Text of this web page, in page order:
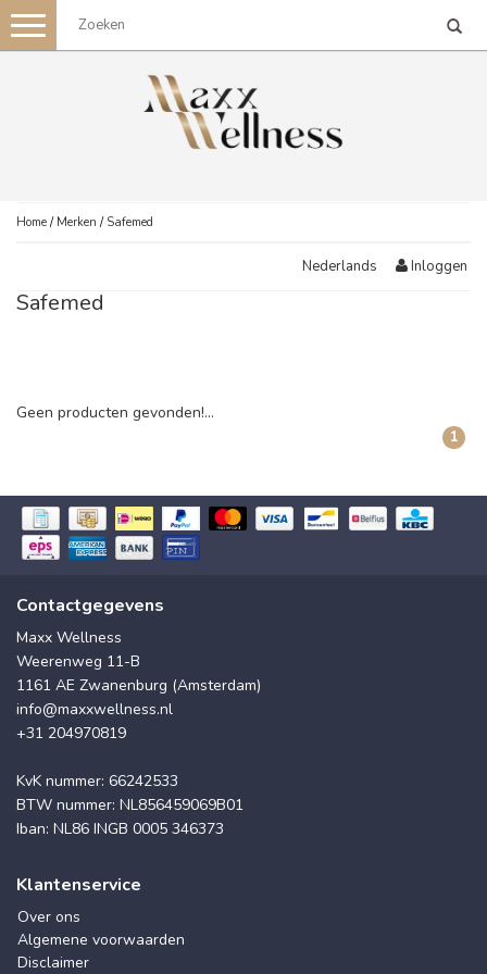
Toggle
navigation
Home / Merken / Safemed
Nederlands Inloggen
Safemed
Geen producten gevonden!...
1
Contactgegevens
Maxx Wellness
Weerenweg 11-B
1161 AE Zwanenburg (Amsterdam)
info@maxxwellness.nl
+31 204970819
KvK nummer: 66242533
BTW nummer: NL856459069B01
Iban: NL86 INGB 0005 346373
Klantenservice
Over ons
Algemene voorwaarden
Disclaimer